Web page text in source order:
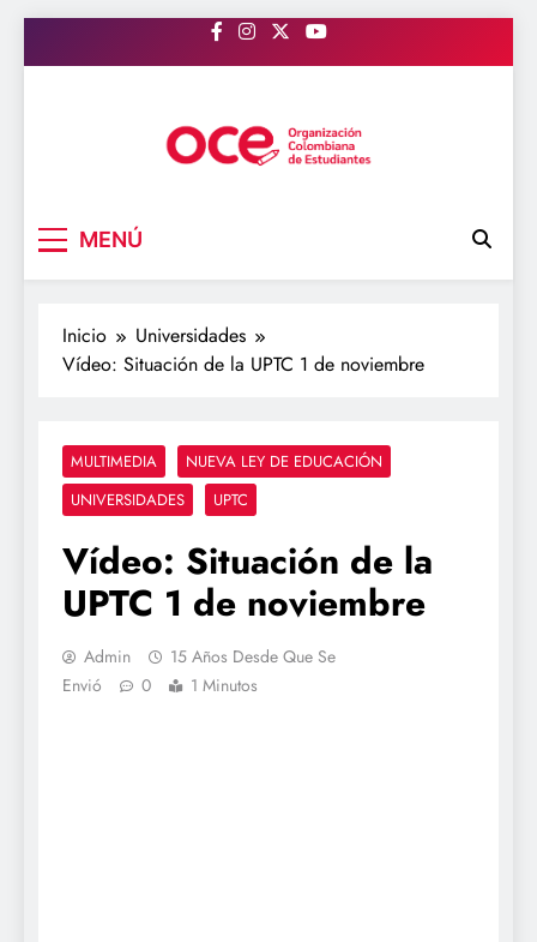
al
MENÚ
Inicio
Universidades
Vídeo: Situación de la UPTC 1 de noviembre
MULTIMEDIA
NUEVA LEY DE EDUCACIÓN
UNIVERSIDADES
UPTC
Vídeo: Situación de la
UPTC 1 de noviembre
Admin
15 Años Desde Que Se
Envió
0 1 Minutos